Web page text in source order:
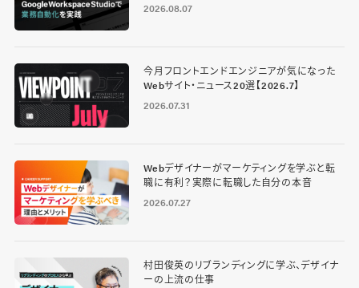
2026.08.07
今月フロントエンドエンジニアが気になった
Webサイト・ニュース20選【2026.7】
2026.07.31
Webデザイナーがマーケティングを学ぶと転
職に有利？実際に転職した自分の本音
2026.07.27
村田俊英のリブランディングに学ぶ、デザイナ
ーの上流の仕事